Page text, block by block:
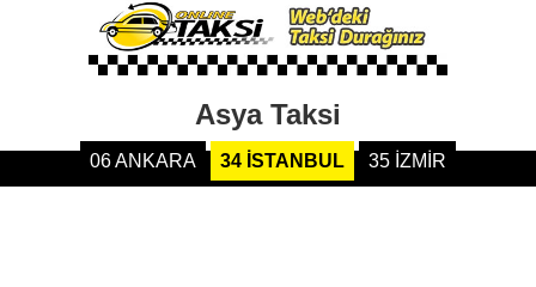
Asya Taksi
06 ANKARA 34 İSTANBUL 35 İZMİR